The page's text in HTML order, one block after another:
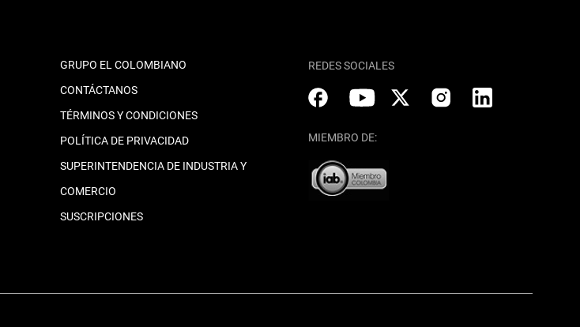
GRUPO EL COLOMBIANO
CONTÁCTANOS
TÉRMINOS Y CONDICIONES
POLÍTICA DE PRIVACIDAD
SUPERINTENDENCIA DE INDUSTRIA Y
COMERCIO
SUSCRIPCIONES
REDES SOCIALES
MIEMBRO DE: